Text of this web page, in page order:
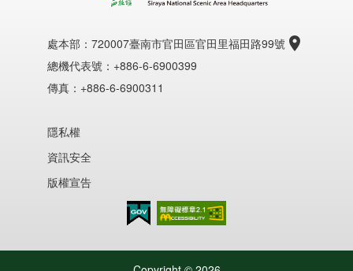
處本部： 720007臺南市官田區官田里福田路99號
總機代表號：+886-6-6900399
傳真：+886-6-6900311
隱私權
資訊安全
版權宣告